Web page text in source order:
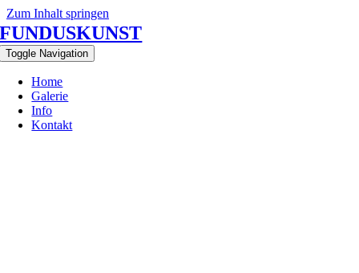
Zum Inhalt springen
FUNDUSKUNST
Toggle Navigation
Home
Galerie
Info
Kontakt